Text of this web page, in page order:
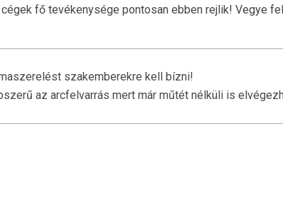
fő tevékenysége pontosan ebben rejlik! Vegye
szakemberekre kell bízni!
az arcfelvarrás mert már műtét nélküli is